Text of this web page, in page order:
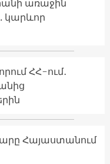
առաջին
կարևոր
ՀՀ-ում․
Հայաստանում